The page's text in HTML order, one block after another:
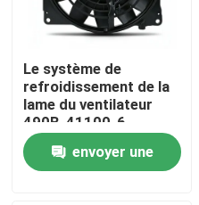
À la maison
Produits
Le système de
refroidissement de la
lame du ventilateur
490B-41100-6
envoyer une